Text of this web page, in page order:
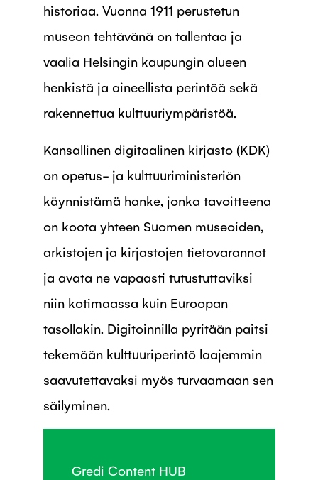
historiaa. Vuonna 1911 perustetun
museon tehtävänä on tallentaa ja
vaalia Helsingin kaupungin alueen
henkistä ja aineellista perintöä sekä
rakennettua kulttuuriympäristöä.
Kansallinen digitaalinen kirjasto (KDK)
on opetus- ja kulttuuriministeriön
käynnistämä hanke, jonka tavoitteena
on koota yhteen Suomen museoiden,
arkistojen ja kirjastojen tietovarannot
ja avata ne vapaasti tutustuttaviksi
niin kotimaassa kuin Euroopan
tasollakin. Digitoinnilla pyritään paitsi
tekemään kulttuuriperintö laajemmin
saavutettavaksi myös turvaamaan sen
säilyminen.
Gredi Content HUB